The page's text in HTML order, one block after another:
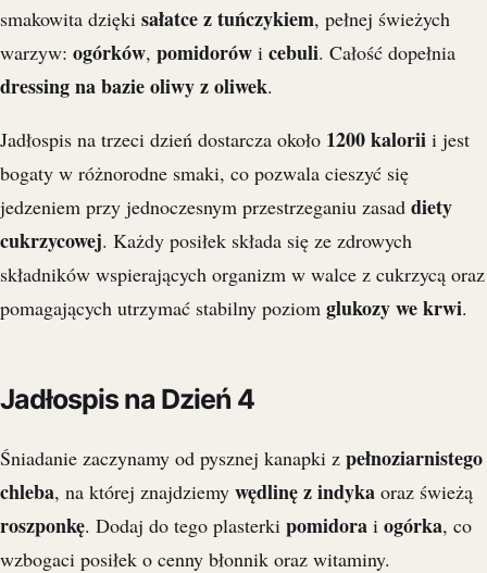
smakowita dzięki sałatce z tuńczykiem, pełnej świeżych
warzyw: ogórków, pomidorów i cebuli. Całość dopełnia
dressing na bazie oliwy z oliwek.
Jadłospis na trzeci dzień dostarcza około 1200 kalorii i jest
bogaty w różnorodne smaki, co pozwala cieszyć się
jedzeniem przy jednoczesnym przestrzeganiu zasad diety
cukrzycowej. Każdy posiłek składa się ze zdrowych
składników wspierających organizm w walce z cukrzycą oraz
pomagających utrzymać stabilny poziom glukozy we krwi.
Jadłospis na Dzień 4
Śniadanie zaczynamy od pysznej kanapki z pełnoziarnistego
chleba, na której znajdziemy wędlinę z indyka oraz świeżą
roszponkę. Dodaj do tego plasterki pomidora i ogórka, co
wzbogaci posiłek o cenny błonnik oraz witaminy.